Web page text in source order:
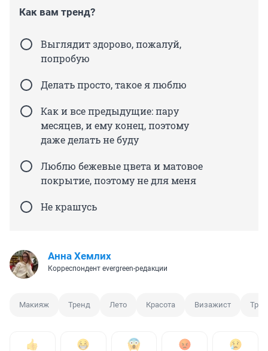
Как вам тренд?
Выглядит здорово, пожалуй,
попробую
Делать просто, такое я люблю
Как и все предыдущие: пару
месяцев, и ему конец, поэтому
даже делать не буду
Люблю бежевые цвета и матовое
покрытие, поэтому не для меня
Не крашусь
Анна Хемлих
Корреспондент evergreen-редакции
Макияж Тренд Лето Красота Визажист